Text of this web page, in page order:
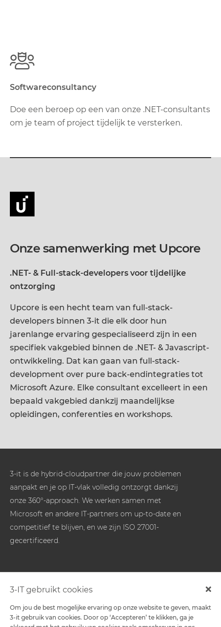
3-IT gebruikt cookies
Om jou de best mogelijke ervaring op onze website te geven, maakt
3-it gebruik van cookies. Door op ‘Accepteren’ te klikken, ga je
Softwareconsultancy
Doe een beroep op een van onze .NET-consultants
om je team of project tijdelijk te versterken.
Onze samenwerking met Upcore
.NET- & Full-stack-developers voor tijdelijke
ontzorging
Upcore is een hecht team van full-stack-
developers binnen 3-it die elk door hun
jarenlange ervaring gespecialiseerd zijn in een
specifiek vakgebied binnen de .NET- & Javascript-
ontwikkeling. Dat kan gaan van full-stack-
development over pure back-endintegraties tot
Microsoft Azure. Elke consultant excelleert in een
bepaald vakgebied dankzij maandelijkse
opleidingen, conferenties en workshops.
3-it is de hybrid-cloudpartner die jouw problemen
aanpakt en je op IT-vlak volledig ontzorgt dankzij
onze 360°-approach. We werken samen met
Microsoft en andere IT-partners om up-to-date en
competitief te blijven, en we zijn ISO 27001-
gecertificeerd.
-